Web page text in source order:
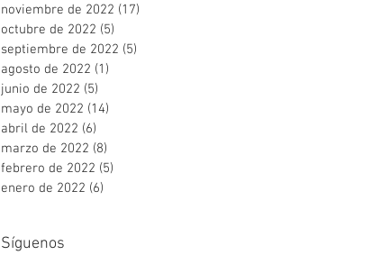
noviembre de 2022 (17)
octubre de 2022 (5)
septiembre de 2022 (5)
agosto de 2022 (1)
junio de 2022 (5)
mayo de 2022 (14)
abril de 2022 (6)
marzo de 2022 (8)
febrero de 2022 (5)
enero de 2022 (6)
Síguenos